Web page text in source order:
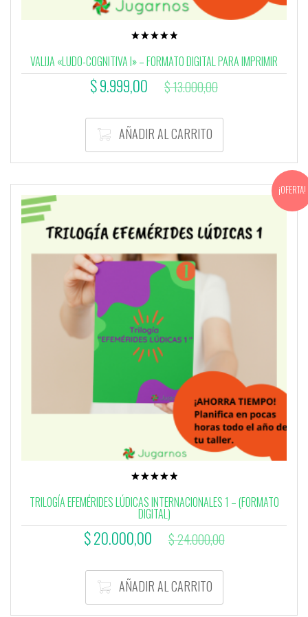
con
5.00
de 5
VALIJA «LUDO-COGNITIVA I» – FORMATO DIGITAL PARA IMPRIMIR
$13.000,00
El
original
era:
$ 13.000,00.
$9.999,00
es:
$ 9.999,00.
AÑADIR AL CARRITO
¡OFERTA!
con
5.00
de 5
TRILOGÍA EFEMÉRIDES LÚDICAS INTERNACIONALES 1 – (FORMATO
DIGITAL)
$24.000,00
El
original
era:
$20.000,00
es:
AÑADIR AL CARRITO